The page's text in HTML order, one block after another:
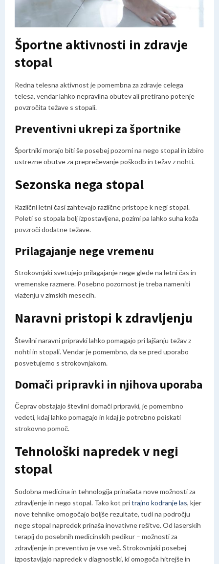
Športne aktivnosti in zdravje
stopal
Redna telesna aktivnost je pomembna za zdravje celega
telesa, vendar lahko nepravilna obutev ali pretirano potenje
povzročita težave s stopali.
Preventivni ukrepi za športnike
Športniki morajo biti še posebej pozorni na nego stopal in izbiro
ustrezne obutve za preprečevanje poškodb in težav z nohti.
Sezonska nega stopal
Različni letni časi zahtevajo različne pristope k negi stopal.
Poleti so stopala bolj izpostavljena, pozimi pa lahko suha koža
povzroči dodatne težave.
Prilagajanje nege vremenu
Strokovnjaki svetujejo prilagajanje nege glede na letni čas in
vremenske razmere. Posebno pozornost je treba nameniti
vlaženju v zimskih mesecih.
Naravni pristopi k zdravljenju
Številni naravni pripravki lahko pomagajo pri lajšanju težav z
nohti in stopali. Vendar je pomembno, da se pred uporabo
posvetujemo s strokovnjakom.
Domači pripravki in njihova uporaba
Čeprav obstajajo številni domači pripravki, je pomembno
vedeti, kdaj lahko pomagajo in kdaj je potrebno poiskati
strokovno pomoč.
Tehnološki napredek v negi
stopal
Sodobna medicina in tehnologija prinašata nove možnosti za
zdravljenje in nego stopal. Tako kot pritrajno kodranje las, kjer
nove tehnike omogočajo boljše rezultate, tudi na področju
nege stopal napredek prinaša inovativne rešitve. Od laserskih
terapij do posebnih medicinskih pedikur – možnosti za
zdravljenje in preventivo je vse več. Strokovnjaki posebej
izpostavljajo napredek v diagnostiki, ki omogoča hitrejše in